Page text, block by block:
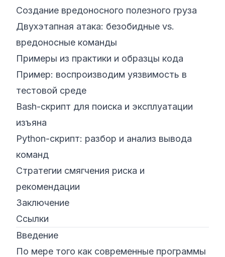
Создание вредоносного полезного груза
Двухэтапная атака: безобидные vs.
вредоносные команды
Примеры из практики и образцы кода
Пример: воспроизводим уязвимость в
тестовой среде
Bash-скрипт для поиска и эксплуатации
изъяна
Python-скрипт: разбор и анализ вывода
команд
Стратегии смягчения риска и
рекомендации
Заключение
Ссылки
Введение
По мере того как современные программы